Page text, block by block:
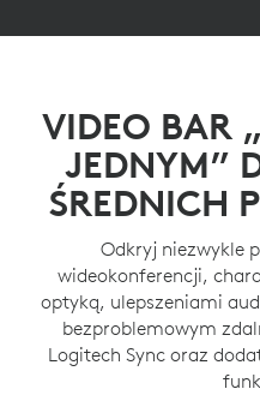
VIDEO BAR
JEDNYM”
ŚREDNICH
Odkryj niezwykle
wideokonferencji,
optyką, ulepszeniami
bezproblemowym
Logitech Sync oraz